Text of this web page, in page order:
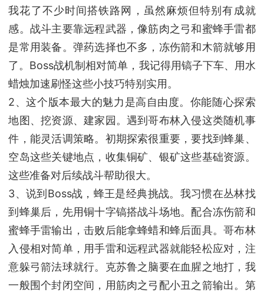
我花了不少时间搭铁路网，虽然麻烦但特别有成就
感。战斗主要靠远程武器，像筋肉之弓和蜜蜂手雷都
是常用装备。弹药选择也不多，冻伤箭和木箭就够用
了。Boss战机制相对简单，我记得用镐子下车、用水
蜡烛加速刷怪这些小技巧特别实用。
2、这个版本最大的魅力是高自由度。你能随心探索
地图、挖资源、建家园。遇到哥布林入侵这类随机事
件，能灵活调策略。初期探索很重要，要找到蜂巢、
空岛这些关键地点，收集铜矿、银矿这些基础资源。
这些准备对后续战斗帮助很大。
3、说到Boss战，蜂王是经典挑战。我习惯在丛林找
到蜂巢后，先用铜十字镐搭战斗场地。配合冻伤箭和
蜜蜂手雷输出，击败后能拿蜂蜡和蜂后面具。哥布林
入侵相对简单，用手雷和远程武器就能轻松应对，注
意躲弓箭法球就行。克苏鲁之脑要在血腥之地打，我
一般围个封闭空间，用筋肉之弓配小丑之箭输出。第